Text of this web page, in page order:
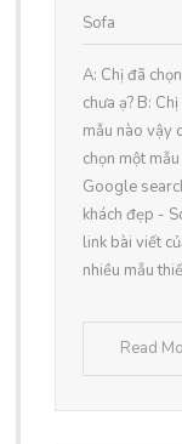
Sofa
A: Chị đã
chưa ạ? B:
mẫu nào vậy
chọn một
Google
khách đẹp -
link bài viết
nhiều mẫu
Read